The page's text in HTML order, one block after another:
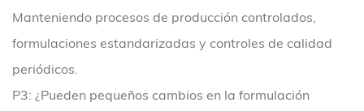
Manteniendo procesos de producción controlados,
formulaciones estandarizadas y controles de calidad
periódicos.
P3: ¿Pueden pequeños cambios en la formulación